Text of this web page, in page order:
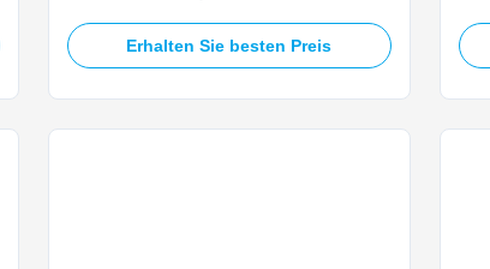
linear actuator is engineered for utility-
scale concentrated solar power (CSP)
Erhalten Sie besten Preis